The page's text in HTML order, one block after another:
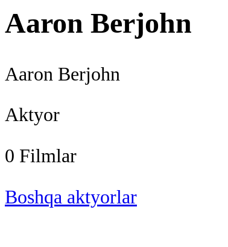
Aaron Berjohn
Aaron Berjohn
Aktyor
0 Filmlar
Boshqa aktyorlar